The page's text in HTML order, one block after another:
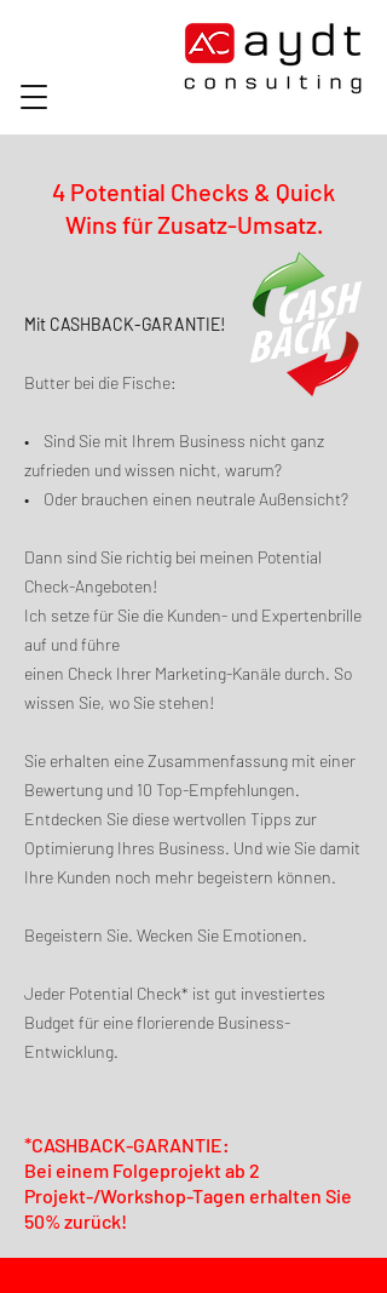
4 Potential Checks & Quick
Wins für Zusatz-Umsatz.
Mit CASHBACK-GARANTIE!
Butter bei die Fische:
• Sind Sie mit Ihrem Business nicht ganz
zufrieden und wissen nicht, warum?
• Oder brauchen einen neutrale Außensicht?
Dann sind Sie richtig bei meinen Potential
Check-Angeboten!
Ich setze für Sie die Kunden- und Expertenbrille
auf und führe
einen Check Ihrer Marketing-Kanäle durch. So
wissen Sie, wo Sie stehen!
Sie erhalten eine Zusammenfassung mit einer
Bewertung und 10 Top-Empfehlungen.
Entdecken Sie diese wertvollen Tipps zur
Optimierung Ihres Business. Und wie Sie damit
Ihre Kunden noch mehr begeistern können.
Begeistern Sie. Wecken Sie Emotionen.
Jeder Potential Check* ist gut investiertes
Budget für eine florierende Business-
Entwicklung.
*CASHBACK-GARANTIE:
Bei einem Folgeprojekt ab 2
Projekt-/Workshop-Tagen erhalten Sie
50% zurück!